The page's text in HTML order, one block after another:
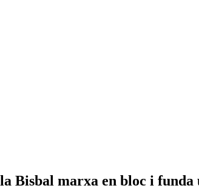
Bisbal marxa en bloc i funda